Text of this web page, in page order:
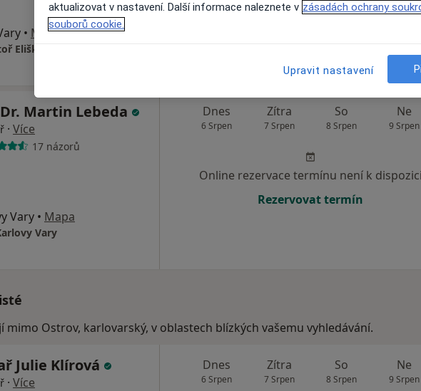
• Mapa
Eliška Hanzalová DiS
Rezervovat termín
Martin Lebeda
· Více
17 názorů
Vary • Mapa
Vary
Dnes
6 Srpen
Zítra
7 Srpen
So
8 Srpen
Ne
9 Srpen
Online rezervace termínu není k dispozici
Rezervovat termín
mimo Ostrov, karlovarský, v oblastech blízkých vašemu vyhledávání.
Julie Klírová
· Více
Dnes
6 Srpen
Zítra
7 Srpen
So
8 Srpen
Ne
9 Srpen
aktualizovat v nastavení. Další informace naleznete v zásadách ochrany
souborů cookie.
Upravit nastavení